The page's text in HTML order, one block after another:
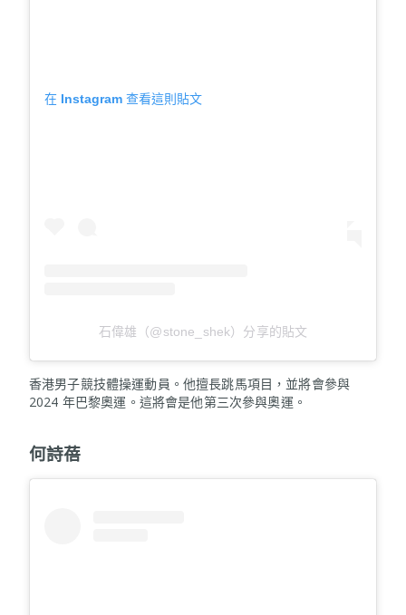
在 Instagram 查看這則貼文
石偉雄（@stone_shek）分享的貼文
香港男子競技體操運動員。他擅長跳馬項目，並將會參與
2024 年巴黎奧運。這將會是他第三次參與奧運。
何詩蓓